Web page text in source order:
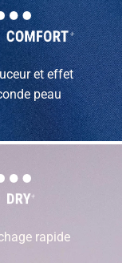
et effet
peau
rapide